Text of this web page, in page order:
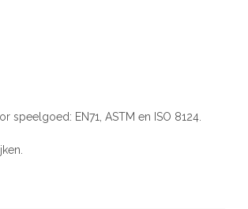
EN71, ASTM en ISO 8124.